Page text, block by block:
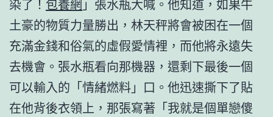
染了！ 包養網 」張水瓶大喊。他知道，如果牛
土豪的物質力量勝出，林天秤將會被困在一個
充滿金錢和俗氣的虛假愛情裡，而他將永遠失
去機會。張水瓶看向那機器，還剩下最後一個
可以輸入的「情緒燃料」口。他迅速撕下了貼
在他背後衣領上，那張寫著「我就是個單戀傻